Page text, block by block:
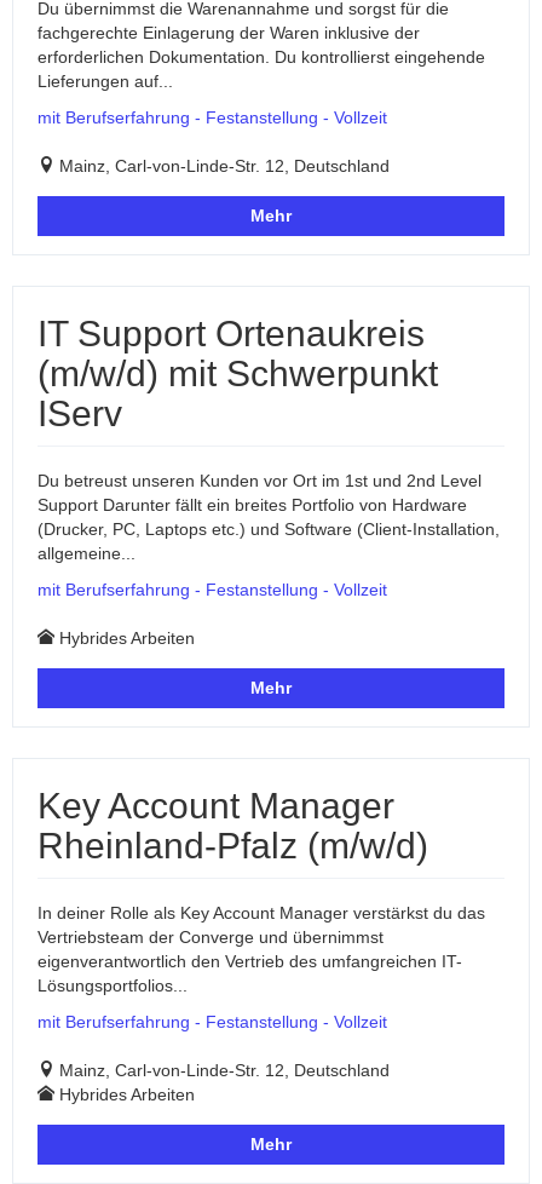
Du übernimmst die Warenannahme und sorgst für die
fachgerechte Einlagerung der Waren inklusive der
erforderlichen Dokumentation. Du kontrollierst eingehende
Lieferungen auf...
mit Berufserfahrung - Festanstellung - Vollzeit
Mainz, Carl-von-Linde-Str. 12, Deutschland
Mehr
IT Support Ortenaukreis
(m/w/d) mit Schwerpunkt
IServ
Du betreust unseren Kunden vor Ort im 1st und 2nd Level
Support Darunter fällt ein breites Portfolio von Hardware
(Drucker, PC, Laptops etc.) und Software (Client-Installation,
allgemeine...
mit Berufserfahrung - Festanstellung - Vollzeit
Hybrides Arbeiten
Mehr
Key Account Manager
Rheinland-Pfalz (m/w/d)
In deiner Rolle als Key Account Manager verstärkst du das
Vertriebsteam der Converge und übernimmst
eigenverantwortlich den Vertrieb des umfangreichen IT-
Lösungsportfolios...
mit Berufserfahrung - Festanstellung - Vollzeit
Mainz, Carl-von-Linde-Str. 12, Deutschland
Hybrides Arbeiten
Mehr